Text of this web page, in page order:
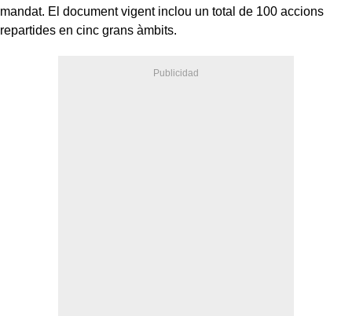
mandat. El document vigent inclou un total de 100 accions
repartides en cinc grans àmbits.